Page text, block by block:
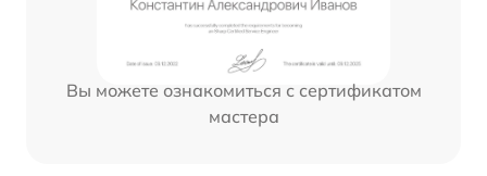
Вы можете ознакомиться с сертификатом
мастера